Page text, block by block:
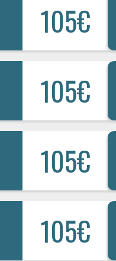
105€
105€
105€
105€